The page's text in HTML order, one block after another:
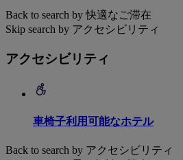
Back to search by 快適なご滞在
Skip search by アクセシビリティ
アクセシビリティ
車椅子利用可能なホテル
Back to search by アクセシビリティ